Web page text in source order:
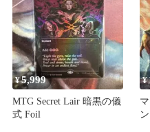
¥5,999
MTG Secret Lair 暗黒の儀
式 Foil
¥